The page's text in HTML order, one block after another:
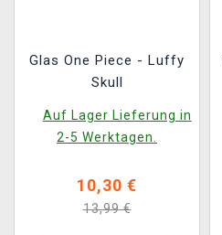
Glas One Piece - Luffy
Skull
Auf Lager Lieferung in
2-5 Werktagen.
10,30 €
13,99 €